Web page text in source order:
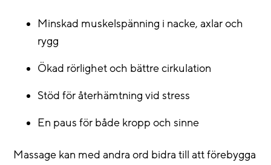
Minskad muskelspänning i nacke, axlar och
rygg
Ökad rörlighet och bättre cirkulation
Stöd för återhämtning vid stress
En paus för både kropp och sinne
Massage kan med andra ord bidra till att förebygga